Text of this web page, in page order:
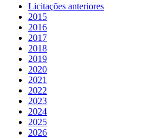
Licitações anteriores
2015
2016
2017
2018
2019
2020
2021
2022
2023
2024
2025
2026